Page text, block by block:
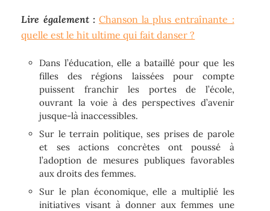
Lire également : Chanson la plus entraînante :
quelle est le hit ultime qui fait danser ?
Dans l’éducation, elle a bataillé pour que les
filles des régions laissées pour compte
puissent franchir les portes de l’école,
ouvrant la voie à des perspectives d’avenir
jusque-là inaccessibles.
Sur le terrain politique, ses prises de parole
et ses actions concrètes ont poussé à
l’adoption de mesures publiques favorables
aux droits des femmes.
Sur le plan économique, elle a multiplié les
initiatives visant à donner aux femmes une